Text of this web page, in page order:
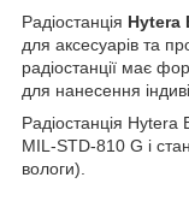
Радіостанція Hytera
для аксесуарів та
радіостанції має
для нанесення
Радіостанція Hytera
MIL-STD-810 G і
вологи).